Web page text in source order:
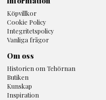
Om oss
Historien om Tehörnan
Butiken
Kunskap
Inspiration
Köpvillkor
Cookie Policy
Integritetspolicy
Vanliga frågor